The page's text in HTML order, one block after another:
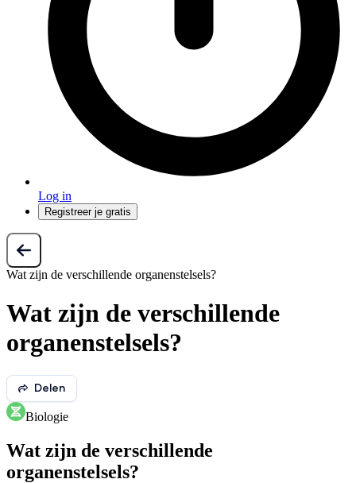
Log in
Registreer je gratis
Wat zijn de verschillende organenstelsels?
Wat zijn de verschillende
organenstelsels?
Delen
Biologie
Wat zijn de verschillende
organenstelsels?